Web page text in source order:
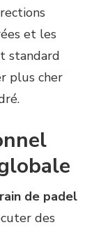
et les
standard
plus cher
de padel
des